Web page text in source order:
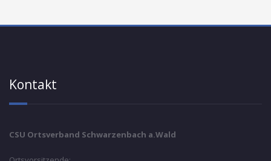
Kontakt
CSU Ortsverband Schwarzenbach a.Wald